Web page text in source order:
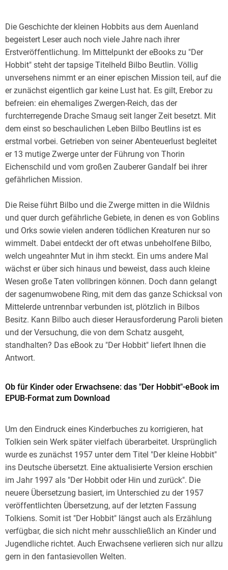
Die Geschichte der kleinen Hobbits aus dem Auenland
begeistert Leser auch noch viele Jahre nach ihrer
Erstveröffentlichung. Im Mittelpunkt der eBooks zu "Der
Hobbit" steht der tapsige Titelheld Bilbo Beutlin. Völlig
unversehens nimmt er an einer epischen Mission teil, auf die
er zunächst eigentlich gar keine Lust hat. Es gilt, Erebor zu
befreien: ein ehemaliges Zwergen-Reich, das der
furchterregende Drache Smaug seit langer Zeit besetzt. Mit
dem einst so beschaulichen Leben Bilbo Beutlins ist es
erstmal vorbei. Getrieben von seiner Abenteuerlust begleitet
er 13 mutige Zwerge unter der Führung von Thorin
Eichenschild und vom großen Zauberer Gandalf bei ihrer
gefährlichen Mission.
Die Reise führt Bilbo und die Zwerge mitten in die Wildnis
und quer durch gefährliche Gebiete, in denen es von Goblins
und Orks sowie vielen anderen tödlichen Kreaturen nur so
wimmelt. Dabei entdeckt der oft etwas unbeholfene Bilbo,
welch ungeahnter Mut in ihm steckt. Ein ums andere Mal
wächst er über sich hinaus und beweist, dass auch kleine
Wesen große Taten vollbringen können. Doch dann gelangt
der sagenumwobene Ring, mit dem das ganze Schicksal von
Mittelerde untrennbar verbunden ist, plötzlich in Bilbos
Besitz. Kann Bilbo auch dieser Herausforderung Paroli bieten
und der Versuchung, die von dem Schatz ausgeht,
standhalten? Das eBook zu "Der Hobbit" liefert Ihnen die
Antwort.
Ob für Kinder oder Erwachsene: das "Der Hobbit"-eBook im
EPUB-Format zum Download
Um den Eindruck eines Kinderbuches zu korrigieren, hat
Tolkien sein Werk später vielfach überarbeitet. Ursprünglich
wurde es zunächst 1957 unter dem Titel "Der kleine Hobbit"
ins Deutsche übersetzt. Eine aktualisierte Version erschien
im Jahr 1997 als "Der Hobbit oder Hin und zurück". Die
neuere Übersetzung basiert, im Unterschied zu der 1957
veröffentlichten Übersetzung, auf der letzten Fassung
Tolkiens. Somit ist "Der Hobbit" längst auch als Erzählung
verfügbar, die sich nicht mehr ausschließlich an Kinder und
Jugendliche richtet. Auch Erwachsene verlieren sich nur allzu
gern in den fantasievollen Welten.